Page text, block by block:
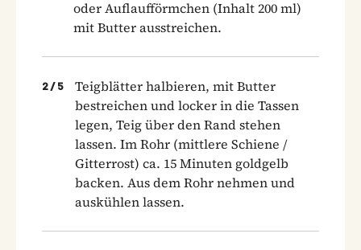
oder Auflaufförmchen (Inhalt 200 ml)
mit Butter ausstreichen.
2 / 5
Teigblätter halbieren, mit Butter
bestreichen und locker in die Tassen
legen, Teig über den Rand stehen
lassen. Im Rohr (mittlere Schiene /
Gitterrost) ca. 15 Minuten goldgelb
backen. Aus dem Rohr nehmen und
auskühlen lassen.